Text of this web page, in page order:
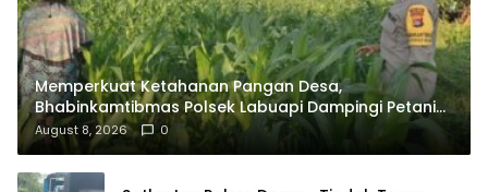
Memperkuat Ketahanan Pangan Desa,
Bhabinkamtibmas Polsek Labuapi Dampingi Petani
Kuranji Dalang
August 8, 2026 0